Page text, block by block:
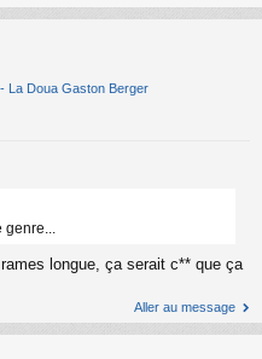
La Doua Gaston Berger
genre...
longue, ça serait c** que ça
Aller au message